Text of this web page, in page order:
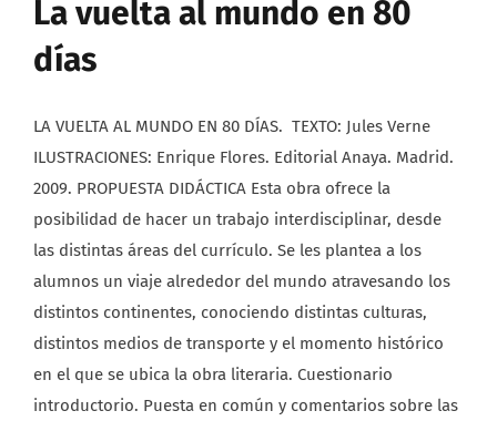
La vuelta al mundo en 80
días
LA VUELTA AL MUNDO EN 80 DÍAS. TEXTO: Jules Verne
ILUSTRACIONES: Enrique Flores. Editorial Anaya. Madrid.
2009. PROPUESTA DIDÁCTICA Esta obra ofrece la
posibilidad de hacer un trabajo interdisciplinar, desde
las distintas áreas del currículo. Se les plantea a los
alumnos un viaje alrededor del mundo atravesando los
distintos continentes, conociendo distintas culturas,
distintos medios de transporte y el momento histórico
en el que se ubica la obra literaria. Cuestionario
introductorio. Puesta en común y comentarios sobre las